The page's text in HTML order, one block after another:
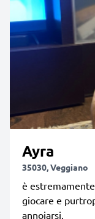
Ayra
35030, Veggiano
è
giocare e
annoiarsi.